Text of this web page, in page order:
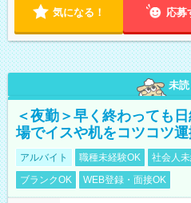
気になる！ 応募
未読
＜夜勤＞早く終わっても
場でイスや机をコツコツ
アルバイト 職種未経験OK 社会人
ブランクOK
WEB登録・面接OK